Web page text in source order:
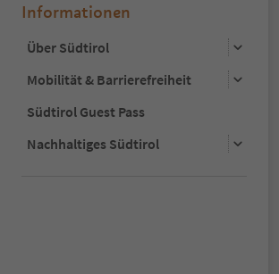
Informationen
Über Südtirol
Mobilität & Barrierefreiheit
Südtirol Guest Pass
Nachhaltiges Südtirol